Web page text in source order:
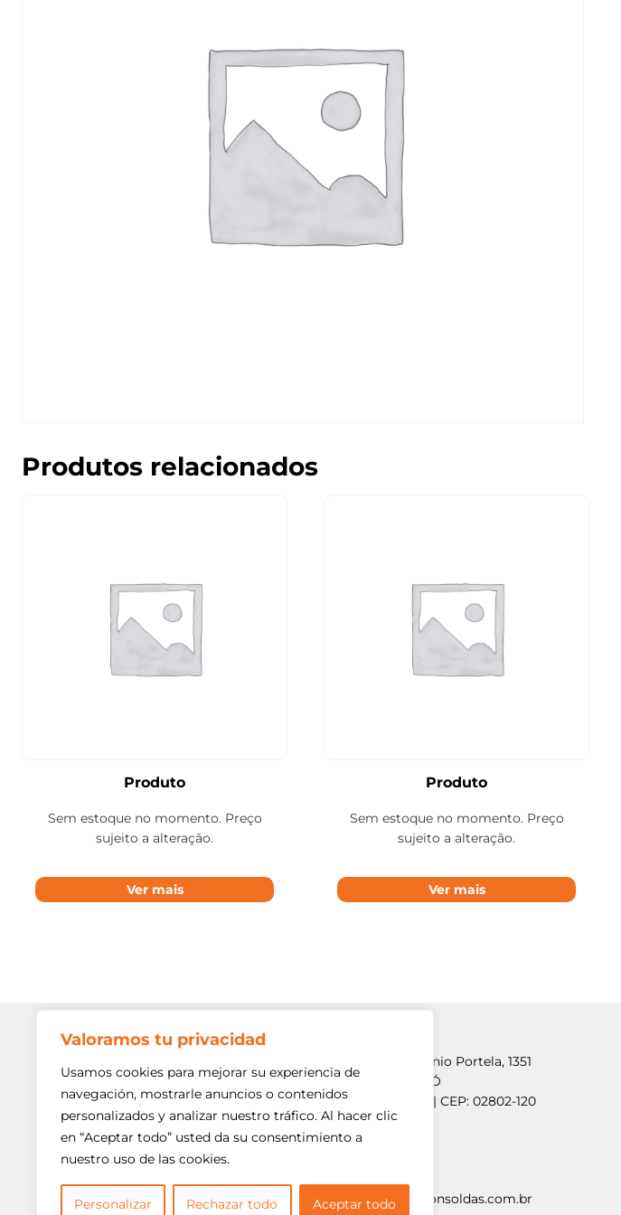
Valoramos tu privacidad
Usamos cookies para mejorar su experiencia de
navegación, mostrarle anuncios o contenidos
personalizados y analizar nuestro tráfico. Al hacer clic
en “Aceptar todo” usted da su consentimiento a
nuestro uso de las cookies.
Personalizar Rechazar todo Aceptar todo
Produtos relacionados
Produto
Sem estoque no momento. Preço
sujeito a alteração.
Ver mais
Produto
Sem estoque no momento. Preço
sujeito a alteração.
Ver mais
Siga-nos!
Av. Min. Petrônio Portela, 1351
Freguesia do Ó
São Paulo/SP | CEP: 02802-120
contato@argonsoldas.com.br